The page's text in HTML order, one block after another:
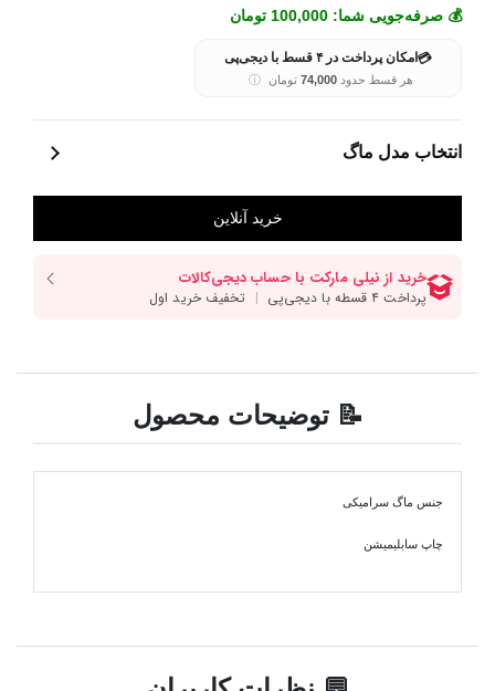
💰 صرفه‌جویی شما: 100,000 تومان
💳 امکان پرداخت در ۴ قسط با دیجی‌پی
هر قسط حدود74,000 تومان ⓘ
انتخاب مدل ماگ
📝 توضیحات محصول
جنس ماگ سرامیکی
چاپ سابلیمیشن